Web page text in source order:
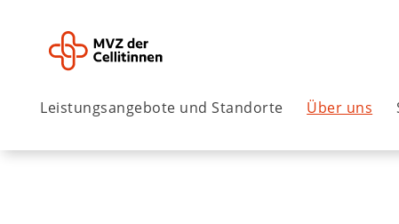
Leistungsangebote und Standorte Über uns